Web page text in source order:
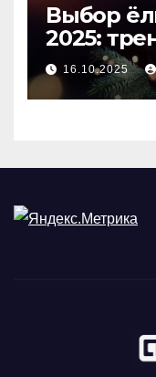
Выбор
2025:
16.10.2025